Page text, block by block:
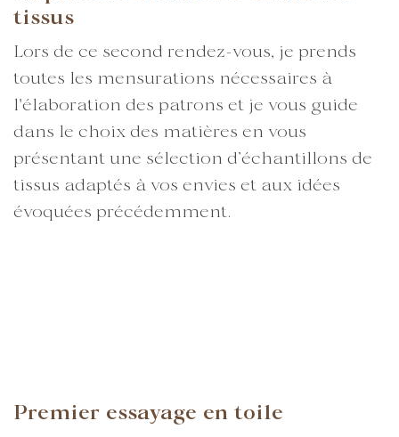
tissus
Lors de ce second rendez-vous, je prends
toutes les mensurations nécessaires à
l'élaboration des patrons et je vous guide
dans le choix des matières en vous
présentant une sélection d’échantillons de
tissus adaptés à vos envies et aux idées
évoquées précédemment.
Premier essayage en toile